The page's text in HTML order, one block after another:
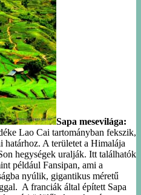
Sapa mesevilága:
Lao Cai tartományban fekszik,
A területet a Himalája
hegységek uralják. Itt találhatók
például Fansipan, ami a
nyúlik, gigantikus méretű
A franciák által épített Sapa